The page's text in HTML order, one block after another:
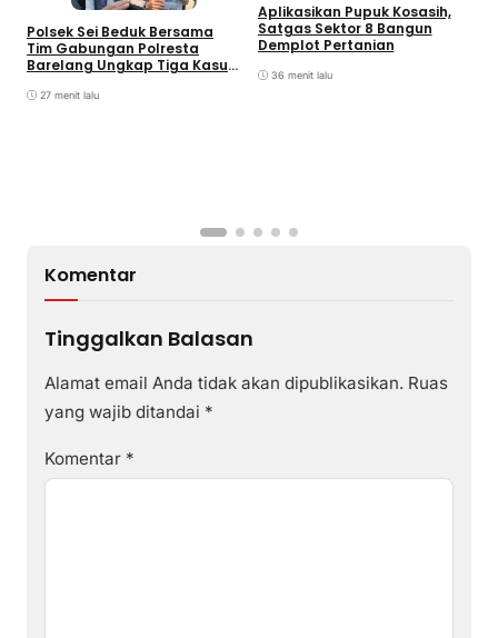
Polsek Sei Beduk Bersama
Tim Gabungan Polresta
Barelang Ungkap Tiga Kasus
27 menit lalu
Aplikasikan Pupuk Kosasih,
Satgas Sektor 8 Bangun
Demplot Pertanian
36 menit lalu
Komentar
Tinggalkan Balasan
Alamat email Anda tidak akan dipublikasikan. Ruas
yang wajib ditandai *
Komentar *